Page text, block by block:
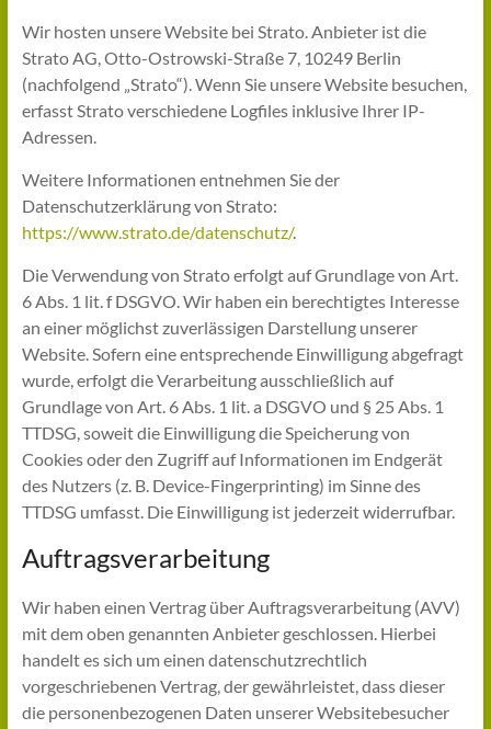
Wir hosten unsere Website bei Strato. Anbieter ist die
Strato AG, Otto-Ostrowski-Straße 7, 10249 Berlin
(nachfolgend „Strato“). Wenn Sie unsere Website besuchen,
erfasst Strato verschiedene Logfiles inklusive Ihrer IP-
Adressen.
Weitere Informationen entnehmen Sie der
Datenschutzerklärung von Strato:
https://www.strato.de/datenschutz/.
Die Verwendung von Strato erfolgt auf Grundlage von Art.
6 Abs. 1 lit. f DSGVO. Wir haben ein berechtigtes Interesse
an einer möglichst zuverlässigen Darstellung unserer
Website. Sofern eine entsprechende Einwilligung abgefragt
wurde, erfolgt die Verarbeitung ausschließlich auf
Grundlage von Art. 6 Abs. 1 lit. a DSGVO und § 25 Abs. 1
TTDSG, soweit die Einwilligung die Speicherung von
Cookies oder den Zugriff auf Informationen im Endgerät
des Nutzers (z. B. Device-Fingerprinting) im Sinne des
TTDSG umfasst. Die Einwilligung ist jederzeit widerrufbar.
Auftragsverarbeitung
Wir haben einen Vertrag über Auftragsverarbeitung (AVV)
mit dem oben genannten Anbieter geschlossen. Hierbei
handelt es sich um einen datenschutzrechtlich
vorgeschriebenen Vertrag, der gewährleistet, dass dieser
die personenbezogenen Daten unserer Websitebesucher